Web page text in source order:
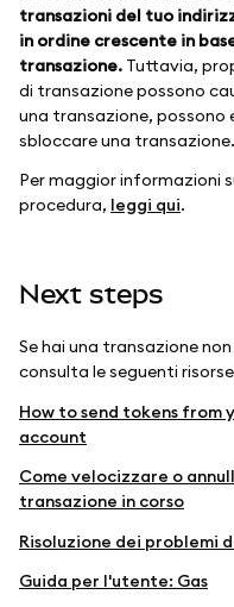
transazioni del tuo
in ordine crescente in
transazione. Tuttavia,
di transazione possono
una transazione, possono
sbloccare una transazione.
Per maggior informazioni
procedura, leggi qui.
Next steps
Se hai una transazione
consulta le seguenti
How to send tokens from
account
Come velocizzare o
transazione in corso
Risoluzione dei problemi
Guida per l'utente: Gas